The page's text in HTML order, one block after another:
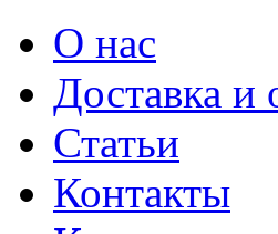
О нас
Доставка и
Статьи
Контакты